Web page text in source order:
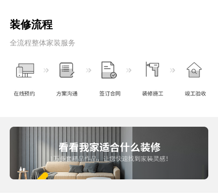
装修流程
全流程整体家装服务